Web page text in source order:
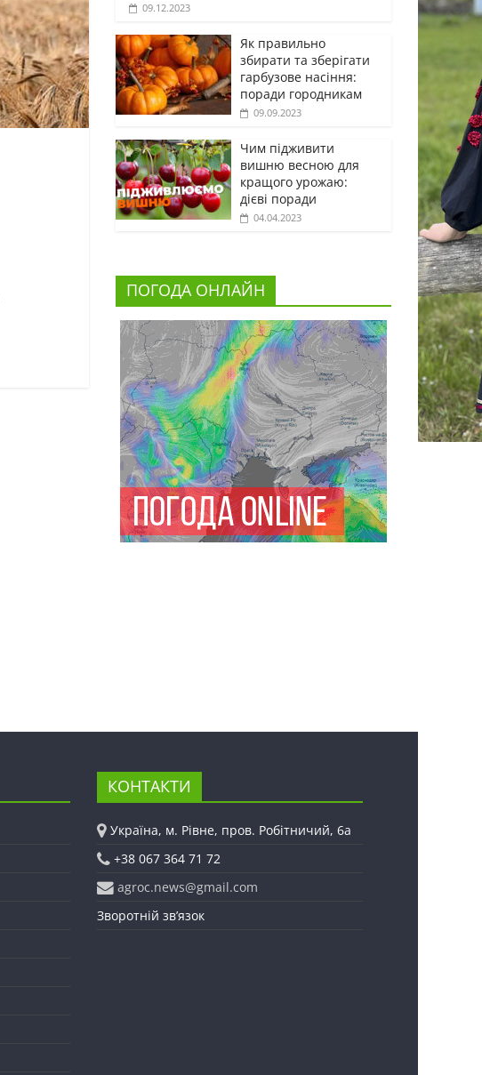
09.12.2023
Як правильно
збирати та зберігати
гарбузове насіння:
поради городникам
09.09.2023
Чим підживити
вишню весною для
кращого урожаю:
дієві поради
04.04.2023
ПОГОДА ОНЛАЙН
КОНТАКТИ
Україна, м. Рівне, пров. Робітничий, 6а
+38 067 364 71 72
agroc.news@gmail.com
Зворотній зв’язок